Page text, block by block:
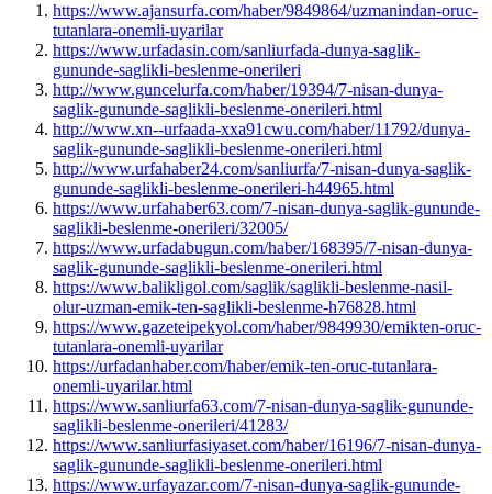
https://www.ajansurfa.com/haber/9849864/uzmanindan-oruc-
tutanlara-onemli-uyarilar
https://www.urfadasin.com/sanliurfada-dunya-saglik-
gununde-saglikli-beslenme-onerileri
http://www.guncelurfa.com/haber/19394/7-nisan-dunya-
saglik-gununde-saglikli-beslenme-onerileri.html
http://www.xn--urfaada-xxa91cwu.com/haber/11792/dunya-
saglik-gununde-saglikli-beslenme-onerileri.html
http://www.urfahaber24.com/sanliurfa/7-nisan-dunya-saglik-
gununde-saglikli-beslenme-onerileri-h44965.html
https://www.urfahaber63.com/7-nisan-dunya-saglik-gununde-
saglikli-beslenme-onerileri/32005/
https://www.urfadabugun.com/haber/168395/7-nisan-dunya-
saglik-gununde-saglikli-beslenme-onerileri.html
https://www.balikligol.com/saglik/saglikli-beslenme-nasil-
olur-uzman-emik-ten-saglikli-beslenme-h76828.html
https://www.gazeteipekyol.com/haber/9849930/emikten-oruc-
tutanlara-onemli-uyarilar
https://urfadanhaber.com/haber/emik-ten-oruc-tutanlara-
onemli-uyarilar.html
https://www.sanliurfa63.com/7-nisan-dunya-saglik-gununde-
saglikli-beslenme-onerileri/41283/
https://www.sanliurfasiyaset.com/haber/16196/7-nisan-dunya-
saglik-gununde-saglikli-beslenme-onerileri.html
https://www.urfayazar.com/7-nisan-dunya-saglik-gununde-